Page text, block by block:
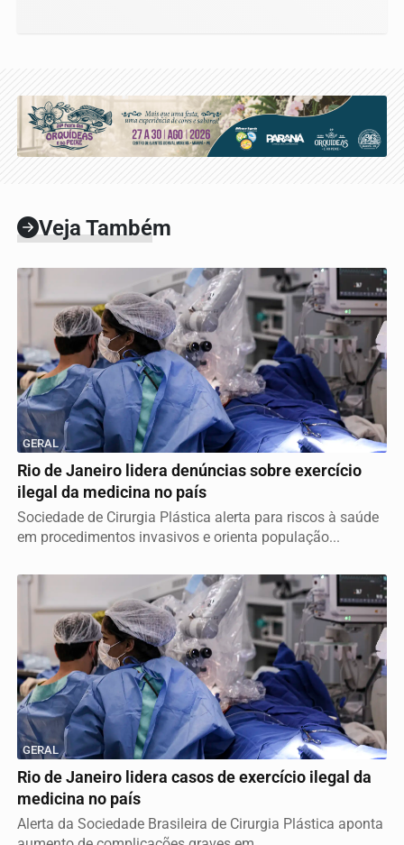
Veja Também
GERAL
Rio de Janeiro lidera denúncias sobre exercício
ilegal da medicina no país
Sociedade de Cirurgia Plástica alerta para riscos à saúde
em procedimentos invasivos e orienta população...
GERAL
Rio de Janeiro lidera casos de exercício ilegal da
medicina no país
Alerta da Sociedade Brasileira de Cirurgia Plástica aponta